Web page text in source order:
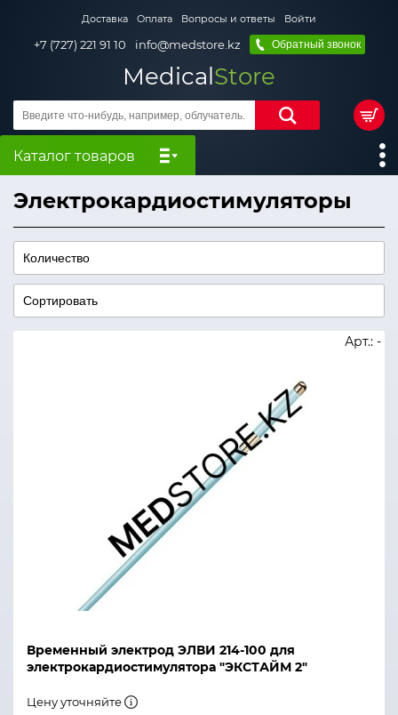
Доставка Оплата Вопросы и ответы Войти
+7 (727) 221 91 10 info@medstore.kz Обратный звонок
MedicalStore
Каталог товаров
Электрокардиостимуляторы
Временный электрод ЭЛВИ 214-100 для
электрокардиостимулятора "ЭКСТАЙМ 2"
Арт.: -
Цену уточняйте